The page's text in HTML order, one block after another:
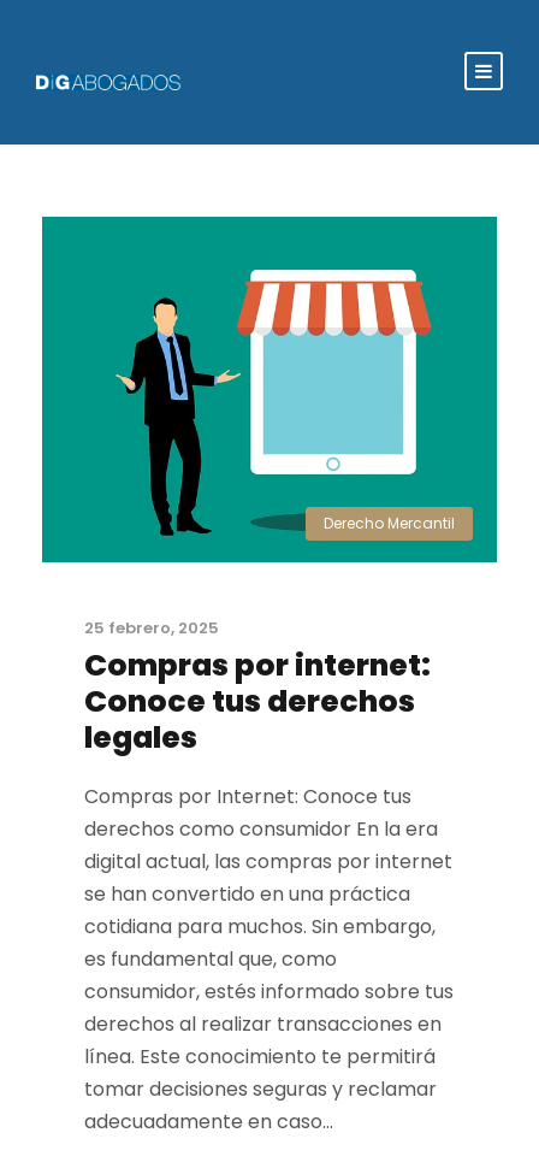
Derecho Mercantil
25 febrero, 2025
Compras por internet:
Conoce tus derechos
legales
Compras por Internet: Conoce tus
derechos como consumidor En la era
digital actual, las compras por internet
se han convertido en una práctica
cotidiana para muchos. Sin embargo,
es fundamental que, como
consumidor, estés informado sobre tus
derechos al realizar transacciones en
línea. Este conocimiento te permitirá
tomar decisiones seguras y reclamar
adecuadamente en caso...